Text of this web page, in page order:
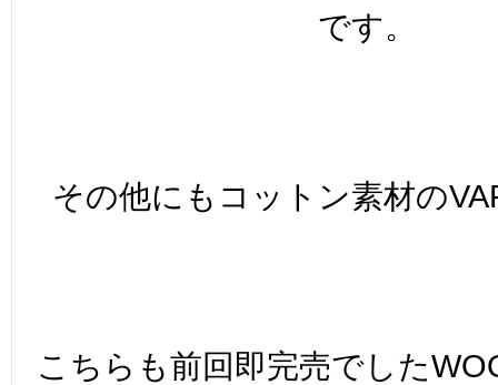
です。
その他にもコットン素材の
こちらも前回即完売でした